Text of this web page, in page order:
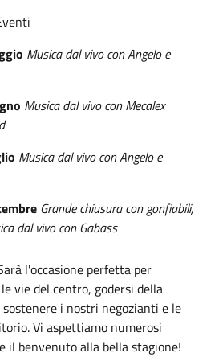
Musica dal vivo con Angelo e
Musica dal vivo con Mecalex
Musica dal vivo con Angelo e
Grande chiusura con gonfiabili,
dal vivo con Gabass
l'occasione perfetta per
vie del centro, godersi della
sostenere i nostri negozianti e le
Vi aspettiamo numerosi
il benvenuto alla bella stagione!